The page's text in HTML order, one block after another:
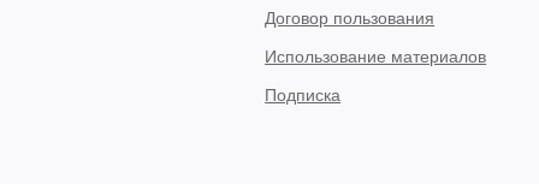
Договор пользования
Использование материалов
Подписка